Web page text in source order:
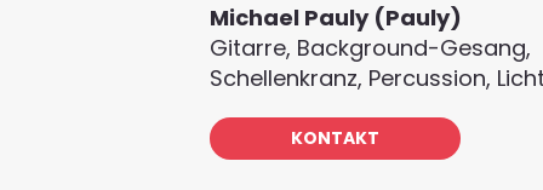
Michael Pauly (Pauly)
Gitarre, Background-Gesang,
Schellenkranz, Percussion, Licht
KONTAKT